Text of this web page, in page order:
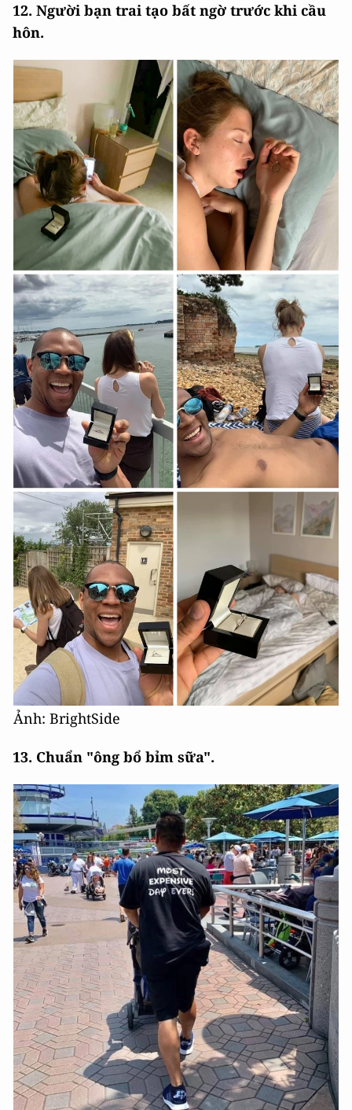
12. Người bạn trai tạo bất ngờ trước khi cầu
hôn.
Ảnh: BrightSide
13. Chuẩn "ông bổ bỉm sữa".